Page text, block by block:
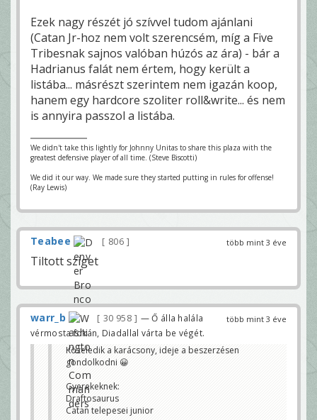
Ezek nagy részét jó szívvel tudom ajánlani
(Catan Jr-hoz nem volt szerencsém, míg a Five
Tribesnak sajnos valóban húzós az ára) - bár a
Hadrianus falát nem értem, hogy került a
listába... másrészt szerintem nem igazán koop,
hanem egy hardcore szoliter roll&write... és nem
is annyira passzol a listába.
We didn't take this lightly for Johnny Unitas to share this plaza with the
greatest defensive player of all time. (Steve Biscotti)
We did it our way. We made sure they started putting in rules for offense!
(Ray Lewis)
több mint 3 éve
Teabee 806
Tiltott sziget
több mint 3 éve
warr_b 30 958
— Ő álla halála
vérmosta fokán, Diadallal várta be végét.
Közeledik a karácsony, ideje a beszerzésen
gondolkodni 😀
Gyerekeknek:
Draftosaurus
Catan telepesei junior